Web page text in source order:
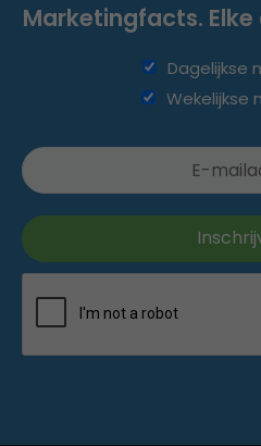
Marketingfacts. Elke
Dagelijkse
Wekelijkse